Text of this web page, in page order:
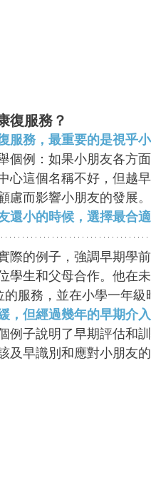
復服務？
服務，最重要的是視乎
個例：如果小朋友各方
心這個名稱不好，但越
慮而影響小朋友的發展。
還小的時候，選擇最合
際的例子，強調早期學
學生和父母合作。他在
服務，並在小學一年級
，但經過幾年的早期介
例子說明了早期評估和
及早識別和應對小朋友